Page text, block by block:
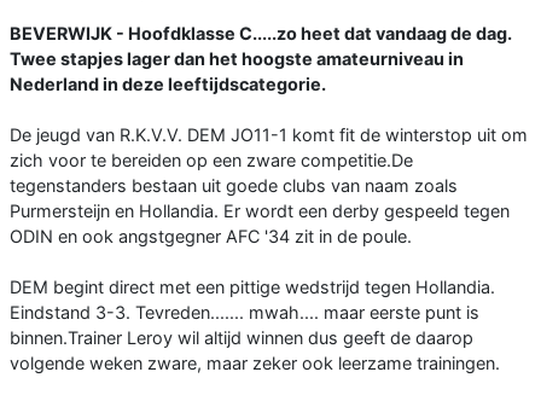
BEVERWIJK - Hoofdklasse C.....zo heet dat vandaag de dag.
Twee stapjes lager dan het hoogste amateurniveau in
Nederland in deze leeftijdscategorie.
De jeugd van R.K.V.V. DEM JO11-1 komt fit de winterstop uit om
zich voor te bereiden op een zware competitie.De
tegenstanders bestaan uit goede clubs van naam zoals
Purmersteijn en Hollandia. Er wordt een derby gespeeld tegen
ODIN en ook angstgegner AFC '34 zit in de poule.
DEM begint direct met een pittige wedstrijd tegen Hollandia.
Eindstand 3-3. Tevreden....... mwah.... maar eerste punt is
binnen.Trainer Leroy wil altijd winnen dus geeft de daarop
volgende weken zware, maar zeker ook leerzame trainingen.